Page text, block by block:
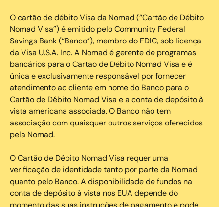
O cartão de débito Visa da Nomad (“Cartão de Débito
Nomad Visa”) é emitido pelo Community Federal
Savings Bank (“Banco”), membro do FDIC, sob licença
da Visa U.S.A. Inc. A Nomad é gerente de programas
bancários para o Cartão de Débito Nomad Visa e é
única e exclusivamente responsável por fornecer
atendimento ao cliente em nome do Banco para o
Cartão de Débito Nomad Visa e a conta de depósito à
vista americana associada. O Banco não tem
associação com quaisquer outros serviços oferecidos
pela Nomad.
O Cartão de Débito Nomad Visa requer uma
verificação de identidade tanto por parte da Nomad
quanto pelo Banco. A disponibilidade de fundos na
conta de depósito à vista nos EUA depende do
momento das suas instruções de pagamento e pode